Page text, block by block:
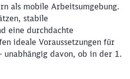
als mobile Arbeitsumgebung.
stabile
eine durchdachte
ideale Voraussetzungen für
davon, ob in der 1.